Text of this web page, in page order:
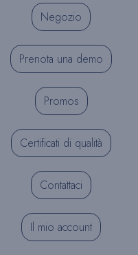
Negozio
Prenota una demo
Promos
Certificati di qualità
Contattaci
Il mio account